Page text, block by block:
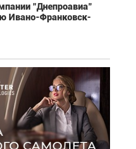
"Днепроавиа"
Ивано-Франковск-